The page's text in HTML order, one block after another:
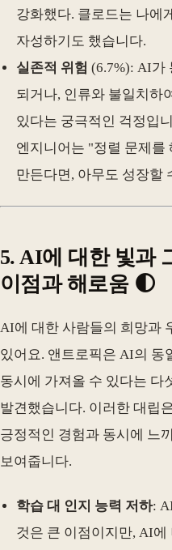
강화했다. 클로드는 나에
자성하기도 했습니다.
실존적 위험 (6.7%): AI가
되거나, 인류와 불일치하
있다는 궁극적인 걱정입
엔지니어는 "정렬 문제를
만든다면, 아무도 성장할
5. AI에 대한 빛과
이점과 해로움 🌓
AI에 대한 사람들의 희망과
있어요. 앤트로픽은 AI의 동
동시에 가져올 수 있다는 다
발견했습니다. 이러한 대립
긍정적인 경험과 동시에 느
보여줍니다.
학습 대 인지 능력 저하:
것은 큰 이점이지만, AI